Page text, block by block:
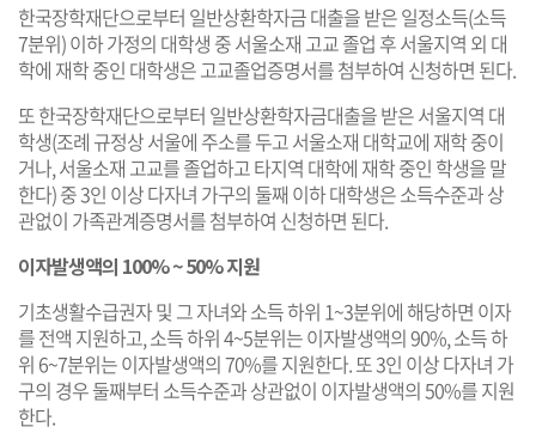
한국장학재단으로부터 일반상환학자금 대출을 받은 일정소득(소득
7분위) 이하 가정의 대학생 중 서울소재 고교 졸업 후 서울지역 외 대
학에 재학 중인 대학생은 고교졸업증명서를 첨부하여 신청하면 된다.
또 한국장학재단으로부터 일반상환학자금대출을 받은 서울지역 대
학생(조례 규정상 서울에 주소를 두고 서울소재 대학교에 재학 중이
거나, 서울소재 고교를 졸업하고 타지역 대학에 재학 중인 학생을 말
한다) 중 3인 이상 다자녀 가구의 둘째 이하 대학생은 소득수준과 상
관없이 가족관계증명서를 첨부하여 신청하면 된다.
이자발생액의 100% ~ 50% 지원
기초생활수급권자 및 그 자녀와 소득 하위 1~3분위에 해당하면 이자
를 전액 지원하고, 소득 하위 4~5분위는 이자발생액의 90%, 소득 하
위 6~7분위는 이자발생액의 70%를 지원한다. 또 3인 이상 다자녀 가
구의 경우 둘째부터 소득수준과 상관없이 이자발생액의 50%를 지원
한다.